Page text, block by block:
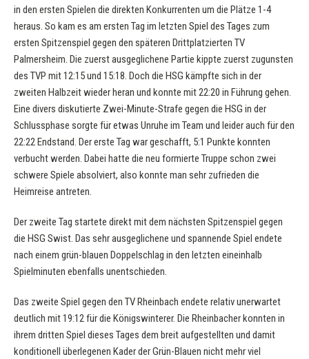
in den ersten Spielen die direkten Konkurrenten um die Plätze 1-4
heraus. So kam es am ersten Tag im letzten Spiel des Tages zum
ersten Spitzenspiel gegen den späteren Drittplatzierten TV
Palmersheim. Die zuerst ausgeglichene Partie kippte zuerst zugunsten
des TVP mit 12:15 und 15:18. Doch die HSG kämpfte sich in der
zweiten Halbzeit wieder heran und konnte mit 22:20 in Führung gehen.
Eine divers diskutierte Zwei-Minute-Strafe gegen die HSG in der
Schlussphase sorgte für etwas Unruhe im Team und leider auch für den
22:22 Endstand. Der erste Tag war geschafft, 5:1 Punkte konnten
verbucht werden. Dabei hatte die neu formierte Truppe schon zwei
schwere Spiele absolviert, also konnte man sehr zufrieden die
Heimreise antreten.
Der zweite Tag startete direkt mit dem nächsten Spitzenspiel gegen
die HSG Swist. Das sehr ausgeglichene und spannende Spiel endete
nach einem grün-blauen Doppelschlag in den letzten eineinhalb
Spielminuten ebenfalls unentschieden.
Das zweite Spiel gegen den TV Rheinbach endete relativ unerwartet
deutlich mit 19:12 für die Königswinterer. Die Rheinbacher konnten in
ihrem dritten Spiel dieses Tages dem breit aufgestellten und damit
konditionell überlegenen Kader der Grün-Blauen nicht mehr viel